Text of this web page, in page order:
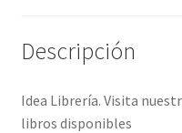
Descripción
Idea Librería. Visita
libros disponibles